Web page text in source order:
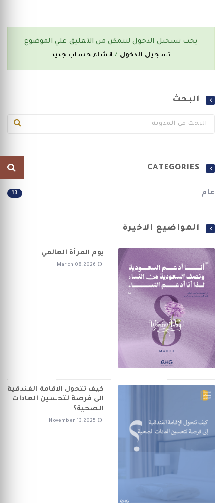
يجب تسجيل الدخول لتتمكن من التعليق علي الموضوع
تسجيل الدخول / انشاء حساب جديد
البحث
CATEGORIES
عام 13
المواضيع الاخيرة
يوم المرأة العالمي
كيف تتحول الاقامة الفندقية
الى فرصة لتحسين العادات
الصحية؟